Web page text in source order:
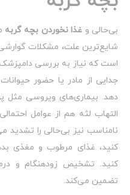
بی‌حالی و غذا نخوردن بچه گربه
شایع‌ترین علت، مشکلات گوارشی
است که نیاز به بررسی
جدایی از مادر یا حضور
دهد. بیماری‌های ویروسی مثل
التهاب لثه هم از عوامل
نامناسب نیز بی‌حالی را تشدید
کنید، غذای مرطوب و مغذی
کنید. تشخیص زودهنگام و
تضمین می‌کند.